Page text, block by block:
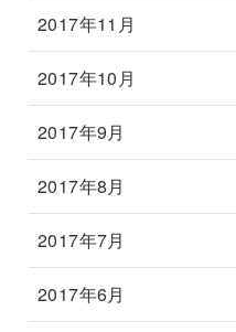
2017年11月
2017年10月
2017年9月
2017年8月
2017年7月
2017年6月